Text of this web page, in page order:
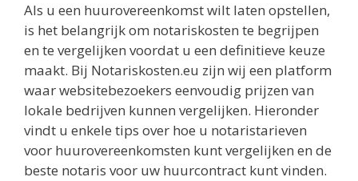
Als u een huurovereenkomst wilt laten opstellen,
is het belangrijk om notariskosten te begrijpen
en te vergelijken voordat u een definitieve keuze
maakt. Bij Notariskosten.eu zijn wij een platform
waar websitebezoekers eenvoudig prijzen van
lokale bedrijven kunnen vergelijken. Hieronder
vindt u enkele tips over hoe u notaristarieven
voor huurovereenkomsten kunt vergelijken en de
beste notaris voor uw huurcontract kunt vinden.